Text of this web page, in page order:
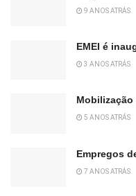
9 ANOS ATRÁS
EMEI é
3 ANOS ATRÁS
5 ANOS ATRÁS
Empregos
7 ANOS ATRÁS